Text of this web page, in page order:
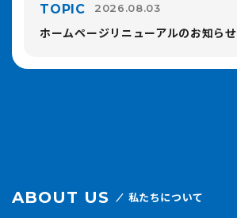
TOPIC 2026.08.03
ホームページリニューアルのお知らせ
ABOUT US 私たちについて